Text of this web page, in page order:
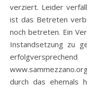
verziert. Leider
ist das Betreten
noch betreten. Ein
Instandsetzung zu
durch das ehemals